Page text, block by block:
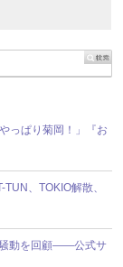
っぱり菊岡！」『お
、TOKIO解散、
騒動を回顧――公式サ